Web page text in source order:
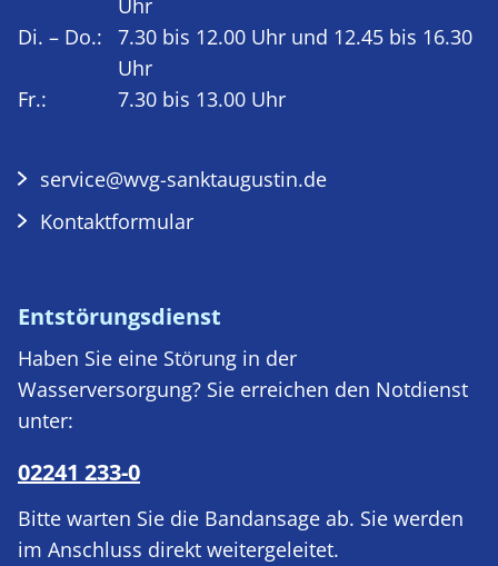
Uhr
Di. – Do.:
7.30 bis 12.00 Uhr und 12.45 bis 16.30
Uhr
Fr.:
7.30 bis 13.00 Uhr
service@wvg-sanktaugustin.de
Kontaktformular
Entstörungsdienst
Haben Sie eine Störung in der
Wasserversorgung? Sie erreichen den Notdienst
unter:
02241 233-0
Bitte warten Sie die Bandansage ab. Sie werden
im Anschluss direkt weitergeleitet.